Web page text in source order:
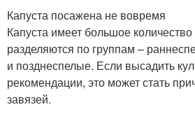
Капуста посажена не вовремя
Капуста имеет большое
разделяются по группам –
и позднеспелые. Если высадить
рекомендации, это может стать
завязей.